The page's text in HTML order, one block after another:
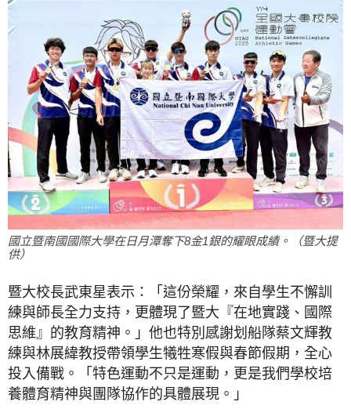
國立暨南國國際大學在日月潭奪下8金1銀的耀眼成績。（暨大提
供）
暨大校長武東星表示：「這份榮耀，來自學生不懈訓
練與師長全力支持，更體現了暨大『在地實踐、國際
思維』的教育精神。」他也特別感謝划船隊蔡文輝教
練與林展緯教授帶領學生犧牲寒假與春節假期，全心
投入備戰。「特色運動不只是運動，更是我們學校培
養體育精神與團隊協作的具體展現。」